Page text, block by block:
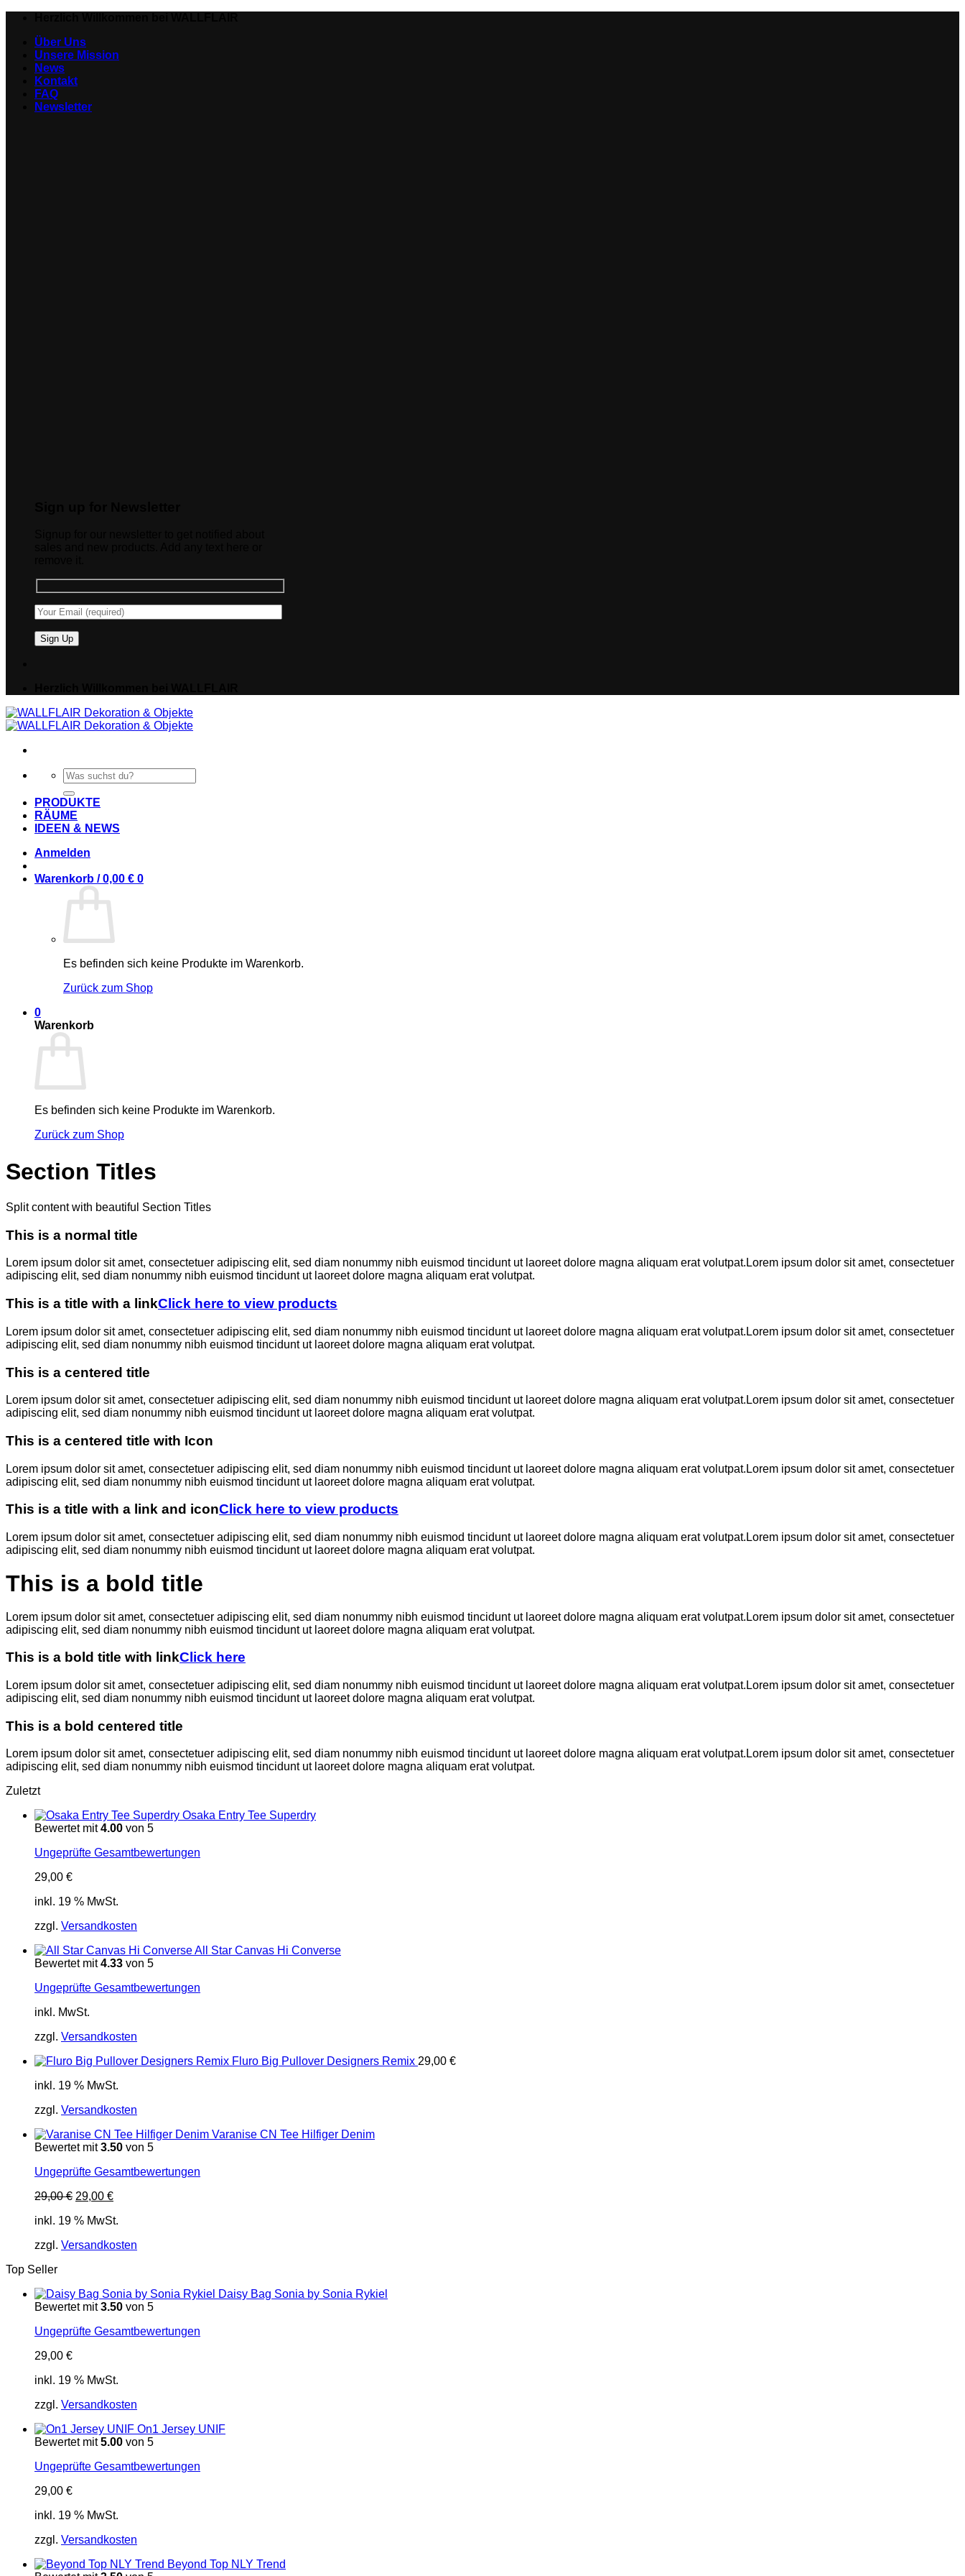
springenÜber Uns
Unsere Mission
News
Kontakt
FAQ
Newsletter
Suche
nach:
PRODUKTE
RÄUME
IDEEN & NEWS
Anmelden
Warenkorb /0,00 € 0
Es befinden sich keine Produkte im Warenkorb.
Zurück zum Shop
0
Warenkorb
Es befinden sich keine Produkte im Warenkorb.
Zurück zum Shop
Section Titles
Split content with beautiful Section Titles
This is a normal title
Lorem ipsum dolor sit amet, consectetuer adipiscing elit, sed diam nonummy nibh euismod tincidunt ut laoreet dolore magna aliquam erat volutpat.Lorem ipsum dolor sit amet, consectetuer
adipiscing elit, sed diam nonummy nibh euismod tincidunt ut laoreet dolore magna aliquam erat volutpat.
This is a title with a linkClick here to view products
Lorem ipsum dolor sit amet, consectetuer adipiscing elit, sed diam nonummy nibh euismod tincidunt ut laoreet dolore magna aliquam erat volutpat.Lorem ipsum dolor sit amet, consectetuer
adipiscing elit, sed diam nonummy nibh euismod tincidunt ut laoreet dolore magna aliquam erat volutpat.
This is a centered title
Lorem ipsum dolor sit amet, consectetuer adipiscing elit, sed diam nonummy nibh euismod tincidunt ut laoreet dolore magna aliquam erat volutpat.Lorem ipsum dolor sit amet, consectetuer
adipiscing elit, sed diam nonummy nibh euismod tincidunt ut laoreet dolore magna aliquam erat volutpat.
This is a centered title with Icon
Lorem ipsum dolor sit amet, consectetuer adipiscing elit, sed diam nonummy nibh euismod tincidunt ut laoreet dolore magna aliquam erat volutpat.Lorem ipsum dolor sit amet, consectetuer
adipiscing elit, sed diam nonummy nibh euismod tincidunt ut laoreet dolore magna aliquam erat volutpat.
This is a title with a link and iconClick here to view products
Lorem ipsum dolor sit amet, consectetuer adipiscing elit, sed diam nonummy nibh euismod tincidunt ut laoreet dolore magna aliquam erat volutpat.Lorem ipsum dolor sit amet, consectetuer
adipiscing elit, sed diam nonummy nibh euismod tincidunt ut laoreet dolore magna aliquam erat volutpat.
This is a bold title
Lorem ipsum dolor sit amet, consectetuer adipiscing elit, sed diam nonummy nibh euismod tincidunt ut laoreet dolore magna aliquam erat volutpat.Lorem ipsum dolor sit amet, consectetuer
adipiscing elit, sed diam nonummy nibh euismod tincidunt ut laoreet dolore magna aliquam erat volutpat.
This is a bold title with linkClick here
Lorem ipsum dolor sit amet, consectetuer adipiscing elit, sed diam nonummy nibh euismod tincidunt ut laoreet dolore magna aliquam erat volutpat.Lorem ipsum dolor sit amet, consectetuer
adipiscing elit, sed diam nonummy nibh euismod tincidunt ut laoreet dolore magna aliquam erat volutpat.
This is a bold centered title
Lorem ipsum dolor sit amet, consectetuer adipiscing elit, sed diam nonummy nibh euismod tincidunt ut laoreet dolore magna aliquam erat volutpat.Lorem ipsum dolor sit amet, consectetuer
adipiscing elit, sed diam nonummy nibh euismod tincidunt ut laoreet dolore magna aliquam erat volutpat.
Zuletzt
Osaka Entry Tee Superdry
Bewertet mit4.00 von 5
Ungeprüfte Gesamtbewertungen
29,00 €
inkl. 19 % MwSt.
zzgl. Versandkosten
All Star Canvas Hi Converse
Bewertet mit4.33 von 5
Ungeprüfte Gesamtbewertungen
inkl. MwSt.
zzgl. Versandkosten
Fluro Big Pullover Designers Remix 29,00 €
inkl. 19 % MwSt.
zzgl. Versandkosten
Varanise CN Tee Hilfiger Denim
Bewertet mit3.50 von 5
Ungeprüfte Gesamtbewertungen
29,00€ Ursprünglicher
war:
29,00 €Aktueller
ist:
inkl. 19 % MwSt.
zzgl. Versandkosten
Top Seller
Daisy Bag Sonia by Sonia Rykiel
Bewertet mit3.50 von 5
Ungeprüfte Gesamtbewertungen
29,00 €
inkl. 19 % MwSt.
zzgl. Versandkosten
On1 Jersey UNIF
Bewertet mit5.00 von 5
Ungeprüfte Gesamtbewertungen
29,00 €
inkl. 19 % MwSt.
zzgl. Versandkosten
Beyond Top NLY Trend